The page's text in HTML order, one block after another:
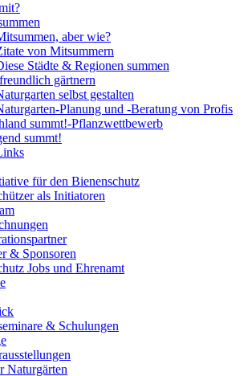
aber wie?
von Mitsummern
Städte & Regionen summen
gärtnern
selbst gestalten
Planung und -Beratung von Profis
summt!-Pflanzwettbewerb
summt!
für den Bienenschutz
als Initiatoren
& Sponsoren
Jobs und Ehrenamt
& Schulungen
Naturgärten